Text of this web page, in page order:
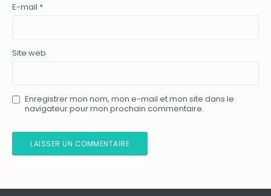
E-mail *
Site web
Enregistrer mon nom, mon e-mail et mon site dans le
navigateur pour mon prochain commentaire.